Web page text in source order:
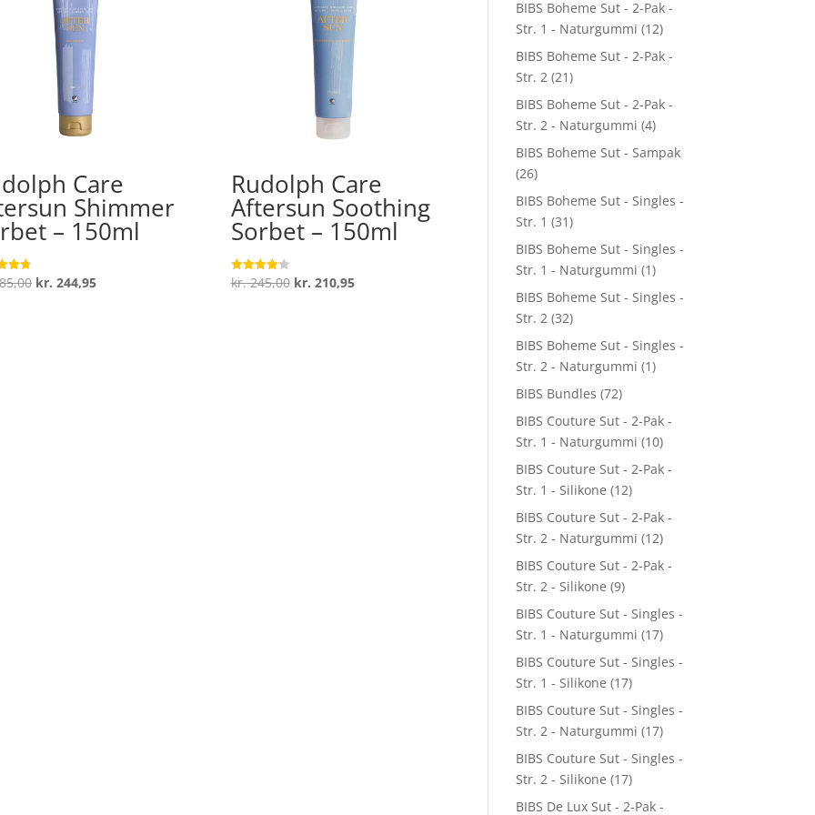
Care
Shimmer
– 150ml
Den
kr. 244,95Den
Rudolph Care
Aftersun Soothing
Sorbet – 150ml
Vurderet
4.1
kr.245,00 Den
kr. 210,95Den
BIBS Boheme Sut - 2-Pak -
Str. 1 - Naturgummi (12)
BIBS Boheme Sut - 2-Pak -
Str. 2 (21)
BIBS Boheme Sut - 2-Pak -
Str. 2 - Naturgummi (4)
BIBS Boheme Sut - Sampak
(26)
BIBS Boheme Sut - Singles -
Str. 1 (31)
BIBS Boheme Sut - Singles -
Str. 1 - Naturgummi (1)
BIBS Boheme Sut - Singles -
Str. 2 (32)
BIBS Boheme Sut - Singles -
Str. 2 - Naturgummi (1)
BIBS Bundles (72)
BIBS Couture Sut - 2-Pak -
Str. 1 - Naturgummi (10)
BIBS Couture Sut - 2-Pak -
Str. 1 - Silikone (12)
BIBS Couture Sut - 2-Pak -
Str. 2 - Naturgummi (12)
BIBS Couture Sut - 2-Pak -
Str. 2 - Silikone (9)
BIBS Couture Sut - Singles -
Str. 1 - Naturgummi (17)
BIBS Couture Sut - Singles -
Str. 1 - Silikone (17)
BIBS Couture Sut - Singles -
Str. 2 - Naturgummi (17)
BIBS Couture Sut - Singles -
Str. 2 - Silikone (17)
BIBS De Lux Sut - 2-Pak -